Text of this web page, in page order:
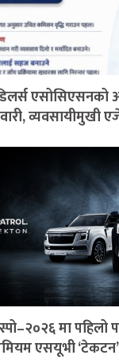
एसोसिएसनको
व्यवसायीमुखी
मा
एसयूभी ‘टेकटन’